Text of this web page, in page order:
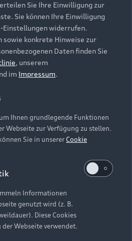
Hinweisgebersystem
Cookie-Einstellungen
und Anordnung der
bei allen Abbildungen auf dieser
Sie Ihre Einwilligung zur
Sie können Ihre Einwilligung
Einstellungen widerrufen.
konkrete Hinweise zur
Daten finden Sie
, unserem
im Impressum.
Ihnen grundlegende Funktionen
Webseite zur Verfügung zu stellen.
Sie in unsererCookie
Informationen
genutzt wird (z. B.
Diese Cookies
Webseite verwendet.